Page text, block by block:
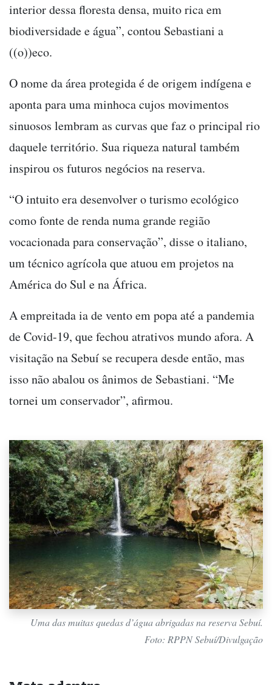
interior dessa floresta densa, muito rica em
biodiversidade e água”, contou Sebastiani a
((o))eco.
O nome da área protegida é de origem indígena e
aponta para uma minhoca cujos movimentos
sinuosos lembram as curvas que faz o principal rio
daquele território. Sua riqueza natural também
inspirou os futuros negócios na reserva.
“O intuito era desenvolver o turismo ecológico
como fonte de renda numa grande região
vocacionada para conservação”, disse o italiano,
um técnico agrícola que atuou em projetos na
América do Sul e na África.
A empreitada ia de vento em popa até a pandemia
de Covid-19, que fechou atrativos mundo afora. A
visitação na Sebuí se recupera desde então, mas
isso não abalou os ânimos de Sebastiani. “Me
tornei um conservador”, afirmou.
Uma das muitas quedas d’água abrigadas na reserva Sebuí.
Foto: RPPN Sebuí/Divulgação